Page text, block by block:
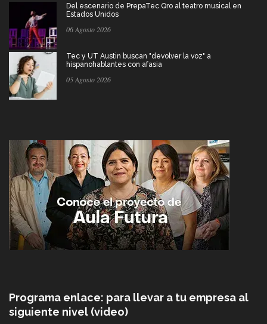
Del escenario de PrepaTec Qro al teatro musical en
Estados Unidos
06 Agosto 2026
Tec y UT Austin buscan "devolver la voz" a
hispanohablantes con afasia
05 Agosto 2026
Programa enlace: para llevar a tu empresa al
siguiente nivel (video)